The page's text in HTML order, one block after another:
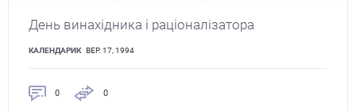
День винахідника і раціоналізатора
КАЛЕНДАРИК ВЕР. 17, 1994
0 0